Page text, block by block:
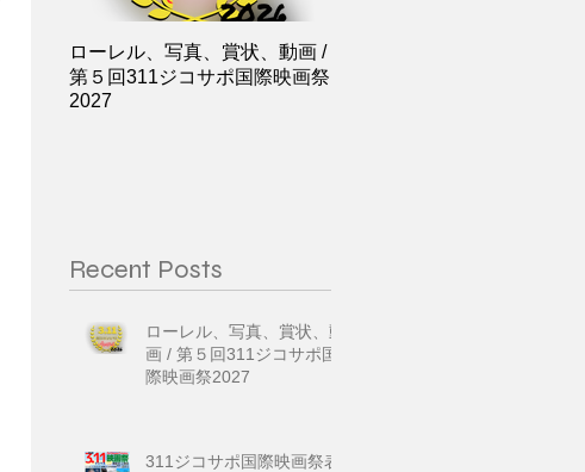
ローレル、写真、賞状、動
画 / 第５回311ジコサポ国
際映画祭2027
311ジコサポ国際映画祭表
Recent Posts
ローレル、写真、賞状、動画 /
第５回311ジコサポ国際映画祭
2027